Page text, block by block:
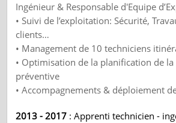
Ingénieur & Responsable d'Equipe
• Suivi de l’exploitation: Sécurité,
clients…
• Management de 10 techniciens
• Optimisation de la planification de
préventive
• Accompagnements & déploiement
2013 - 2017 : Apprenti technicien -